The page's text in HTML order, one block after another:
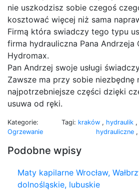
nie uszkodzisz sobie czegoś
kosztować więcej niż sama
Firmą która swiadczy tego typu
firma hydrauliczna Pana Andrzeja
Hydromax.
Pan Andrzej swoje usługi
Zawsze ma przy sobie niezbędnę
najpotrzebniejsze części dzięki
usuwa od ręki.
Kategorie:
Ogrzewanie
Tagi: kraków , hydraulik ,
hydrauliczne ,
Podobne wpisy
Maty kapilarne Wrocław,
dolnośląskie, lubuskie